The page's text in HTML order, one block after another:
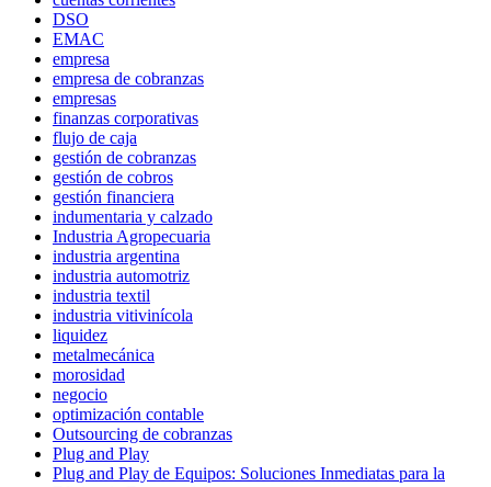
DSO
EMAC
empresa
empresa de cobranzas
empresas
finanzas corporativas
flujo de caja
gestión de cobranzas
gestión de cobros
gestión financiera
indumentaria y calzado
Industria Agropecuaria
industria argentina
industria automotriz
industria textil
industria vitivinícola
liquidez
metalmecánica
morosidad
negocio
optimización contable
Outsourcing de cobranzas
Plug and Play
Plug and Play de Equipos: Soluciones Inmediatas para la